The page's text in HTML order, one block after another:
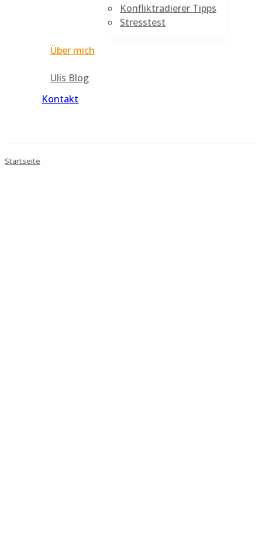
Konfliktradierer Tipps
Stresstest
Über mich
Ulis Blog
Kontakt
Startseite